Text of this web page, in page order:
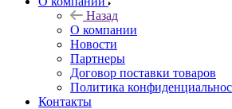
Назад
О компании
Новости
Партнеры
Договор поставки товаров
Политика
Контакты